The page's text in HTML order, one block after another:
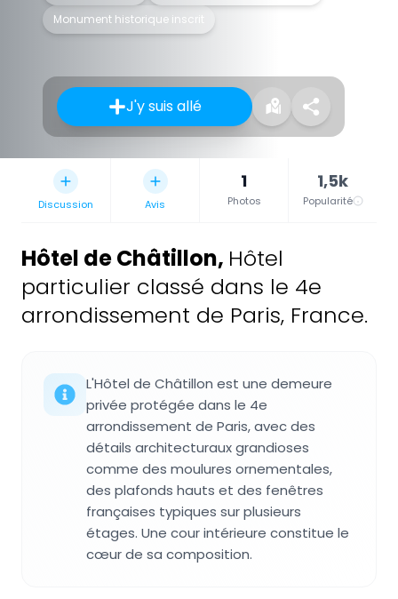
Monument historique inscrit
J'y suis allé
Discussion Avis
1
Photos
1,5k
Popularité
Hôtel de Châtillon, Hôtel
particulier classé dans le 4e
arrondissement de Paris, France.
L'Hôtel de Châtillon est une demeure
privée protégée dans le 4e
arrondissement de Paris, avec des
détails architecturaux grandioses
comme des moulures ornementales,
des plafonds hauts et des fenêtres
françaises typiques sur plusieurs
étages. Une cour intérieure constitue le
cœur de sa composition.